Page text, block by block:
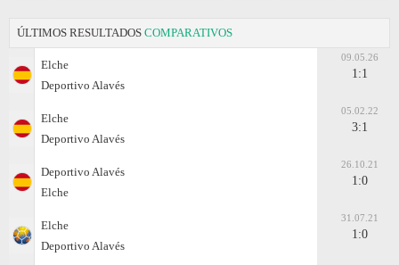
ÚLTIMOS RESULTADOS COMPARATIVOS
Elche
Deportivo Alavés
09.05.26
1:1
Elche
Deportivo Alavés
05.02.22
3:1
Deportivo Alavés
Elche
26.10.21
1:0
Elche
Deportivo Alavés
31.07.21
1:0